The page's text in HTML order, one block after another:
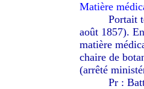
Matière
Portait
août 1857).
matière
chaire de
(arrêté
Pr :